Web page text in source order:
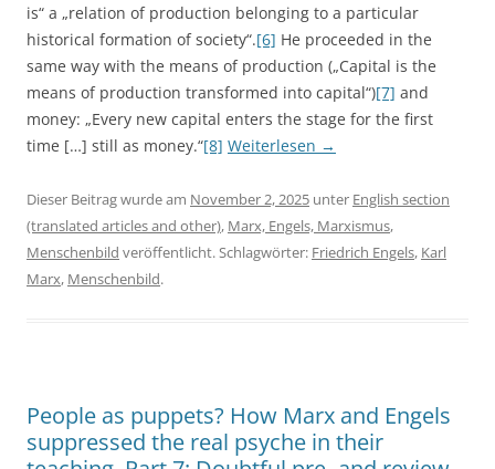
is“ a „relation of production belonging to a particular
historical formation of society“.[6] He proceeded in the
same way with the means of production („Capital is the
means of production transformed into capital“)[7] and
money: „Every new capital enters the stage for the first
time […] still as money.“[8] Weiterlesen →
Dieser Beitrag wurde am November 2, 2025 unter English section
(translated articles and other), Marx, Engels, Marxismus,
Menschenbild veröffentlicht. Schlagwörter: Friedrich Engels, Karl
Marx, Menschenbild.
People as puppets? How Marx and Engels
suppressed the real psyche in their